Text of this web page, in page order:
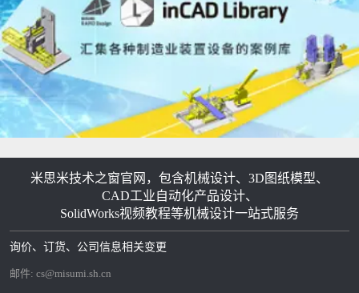
米思米技术之窗官网，包含机械设计、3D图纸模型、
CAD工业自动化产品设计、
SolidWorks视频教程等机械设计一站式服务
询价、订货、公司信息相关变更
邮件: cs@misumi.sh.cn